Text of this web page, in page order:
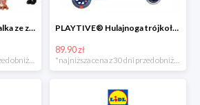
MATTEL Enchantimal Lalka ze zwierzątkiem
*najniższa cena z 30 dni przed obniżką
PLAYTIVE® Hulajnoga trójkołowa Tri Scooter z diodami LED
89.90 zł
*najniższa cena z 30 dni przed obniżką